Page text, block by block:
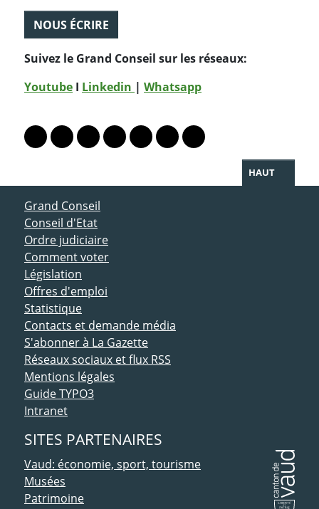
NOUS ÉCRIRE
Suivez le Grand Conseil sur les réseaux:
Youtube I Linkedin | Whatsapp
Lien vers le profil Mastodon
Lien vers le profil Bluesky
Lien vers le profil Instagram
Lien vers le profil Linkedin
Lien vers le profil Facebook
Lien vers le profil Twitter
Partager par WhatsApp
HAUT
ACCÈS DIRECT
Grand Conseil
Conseil d'Etat
Ordre judiciaire
Comment voter
Législation
Offres d'emploi
Statistique
Contacts et demande média
S'abonner à La Gazette
Réseaux sociaux et flux RSS
Mentions légales
Guide TYPO3
Intranet
SITES PARTENAIRES
Vaud: économie, sport, tourisme
Musées
Patrimoine